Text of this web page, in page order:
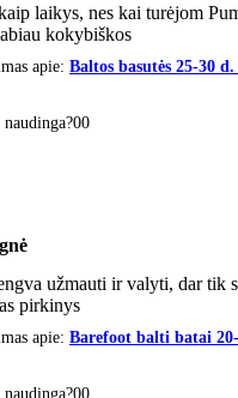
laikys, nes kai turėjom
kokybiškos
apie: Baltos basutės 25-30
00
užmauti ir valyti, dar tik
pirkinys
apie: Barefoot balti batai
00